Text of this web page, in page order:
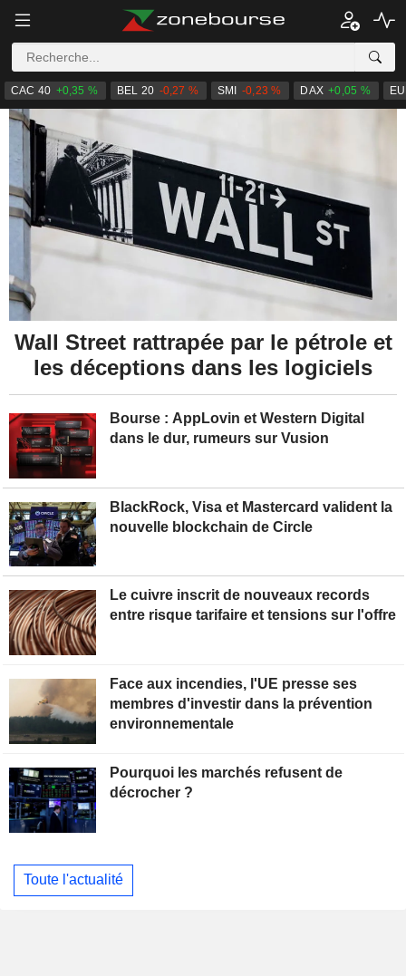
CAC 40 +0,35 % BEL 20 -0,27 % SMI -0,23 % DAX +0,05 %
Bourse : AppLovin et Western Digital
dans le dur, rumeurs sur Vusion
BlackRock, Visa et Mastercard valident la
nouvelle blockchain de Circle
Wall Street rattrapée par le pétrole et
les déceptions dans les logiciels
Le cuivre inscrit de nouveaux records
entre risque tarifaire et tensions sur l'offre
Face aux incendies, l'UE presse ses
membres d'investir dans la prévention
environnementale
Pourquoi les marchés refusent de
décrocher ?
Toute l'actualité